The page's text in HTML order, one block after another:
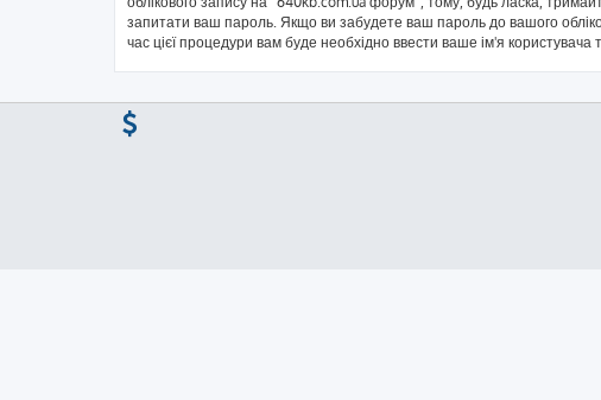
запитати ваш пароль. Якщо ви забудете ваш пароль до вашого
час цієї процедури вам буде необхідно ввести ваше ім'я